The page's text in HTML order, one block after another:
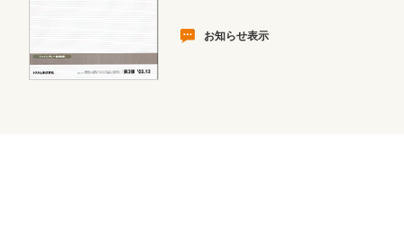
お知らせ表示